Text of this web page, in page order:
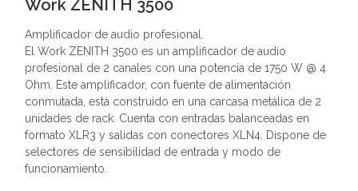
Work ZENITH 3500
Amplificador de audio profesional.
El Work ZENITH 3500 es un amplificador de audio
profesional de 2 canales con una potencia de 1750 W @ 4
Ohm. Este amplificador, con fuente de alimentación
conmutada, está construido en una carcasa metálica de 2
unidades de rack. Cuenta con entradas balanceadas en
formato XLR3 y salidas con conectores XLN4. Dispone de
selectores de sensibilidad de entrada y modo de
funcionamiento.